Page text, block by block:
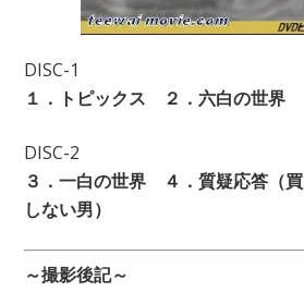
DISC-1
１．トピックス ２．六白の世界
DISC-2
３．一白の世界 ４．質疑応答（
しない男）
～撮影後記～